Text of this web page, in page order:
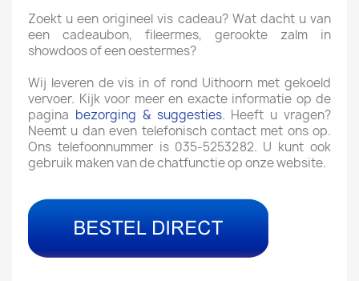
Zoekt u een origineel vis cadeau? Wat dacht u van
een cadeaubon, fileermes, gerookte zalm in
showdoos of een oestermes?
Wij leveren de vis in of rond Uithoorn met gekoeld
vervoer. Kijk voor meer en exacte informatie op de
pagina bezorging & suggesties. Heeft u vragen?
Neemt u dan even telefonisch contact met ons op.
Ons telefoonnummer is 035-5253282. U kunt ook
gebruik maken van de chatfunctie op onze website.